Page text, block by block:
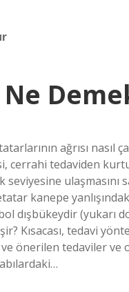
ağrısı nasıl
cerrahi tedaviden
seviyesine
kanepe
dışbükeydir (yukarı
Kısacası, tedavi
önerilen tedaviler ve